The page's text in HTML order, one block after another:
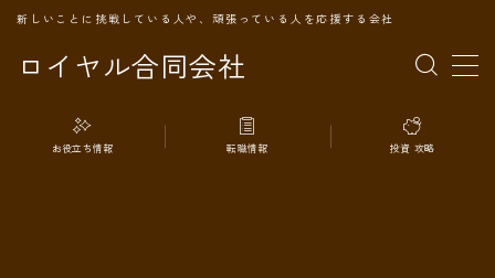
ロイヤル合同会社
新しいことに挑戦している人や、頑張っている人を応援する会社
MENU
TOPページ
お役立ち情報 転職情報 投資 攻略